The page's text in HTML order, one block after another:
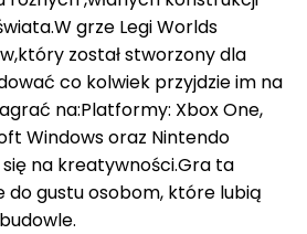
grze Legi Worlds
został stworzony dla
co kolwiek przyjdzie im na
na:Platformy: Xbox One,
Windows oraz Nintendo
na kreatywności.Gra ta
do gustu osobom, które lubią